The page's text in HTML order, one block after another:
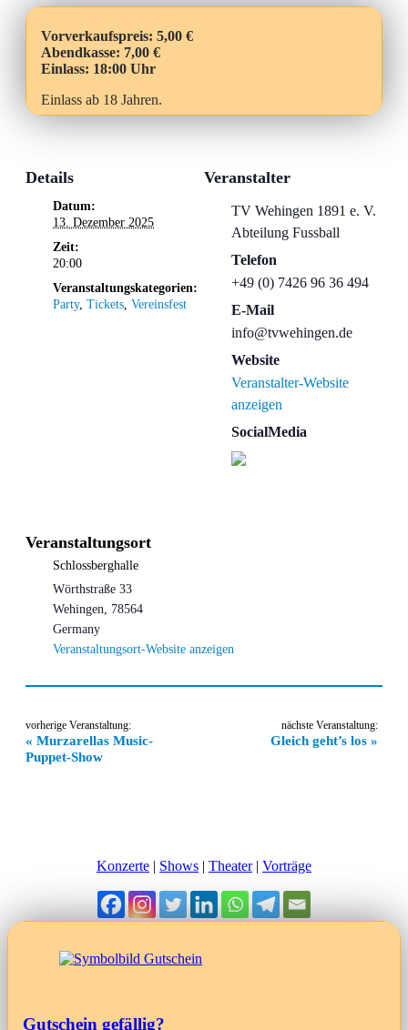
Vorverkaufspreis: 5,00 €
Abendkasse: 7,00 €
Einlass: 18:00 Uhr
Einlass ab 18 Jahren.
Details
Datum:
13. Dezember 2025
Zeit:
20:00
Veranstaltungskategorien:
Party, Tickets Vereinsfest
Veranstalter
TV Wehingen 1891 e. V.
Abteilung Fussball
Telefon
+49 (0) 7426 96 36 494
E-Mail
info@tvwehingen.de
Website
Veranstalter-Website
anzeigen
SocialMedia
Schlossberghalle
Wörthstraße 33
Wehingen
78564
Germany
Veranstaltungsort-Website anzeigen
Veranstaltung-
Navigation
« Murzarellas Music-
Puppet-Show
Gleich geht’s los »
Konzerte | Shows | Theater| Vorträge
Gutschein gefällig?